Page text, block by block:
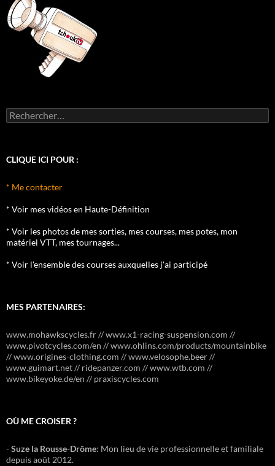
Rechercher :
CLIQUE ICI POUR :
* Me contacter
* Voir mes vidéos en Haute-Définition
* Voir les photos de mes sorties, mes courses, mes potes, mon
matériel VTT, mes tournages...
* Voir l'ensemble des courses auxquelles j'ai participé
MES PARTENAIRES:
www.mohawkscycles.fr // www.x1-racing-suspension.com //
www.pivotcycles.com/en // www.ohlins.com/products/mountainbike
// www.origines-clothing.com // www.velosophe.beer //
www.guimart.net // ridepanzer.com // www.wtb.com //
www.bikeyoke.de/en // praxiscycles.com
OÙ ME CROISER ?
-Suze la Rousse-Drôme: Mon lieu de vie professionnelle et familiale
depuis août 2012.